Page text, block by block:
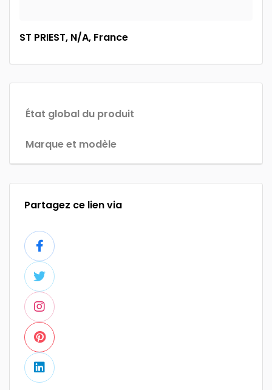
ST PRIEST, N/A, France
État global du produit
Marque et modèle
Partagez ce lien via